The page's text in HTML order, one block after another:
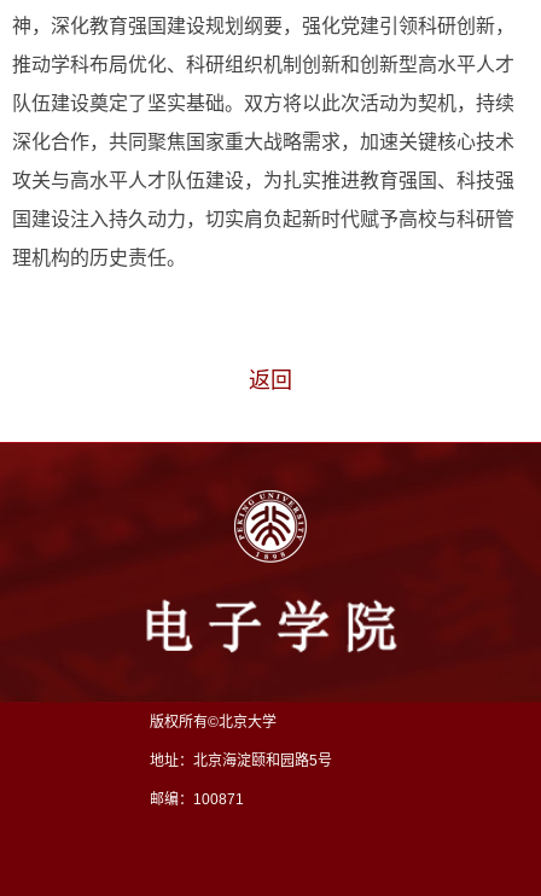
神，深化教育强国建设规划纲要，强化党建引领科研创新，
推动学科布局优化、科研组织机制创新和创新型高水平人才
队伍建设奠定了坚实基础。双方将以此次活动为契机，持续
深化合作，共同聚焦国家重大战略需求，加速关键核心技术
攻关与高水平人才队伍建设，为扎实推进教育强国、科技强
国建设注入持久动力，切实肩负起新时代赋予高校与科研管
理机构的历史责任。
返回
版权所有©北京大学
地址：北京海淀颐和园路5号
邮编：100871